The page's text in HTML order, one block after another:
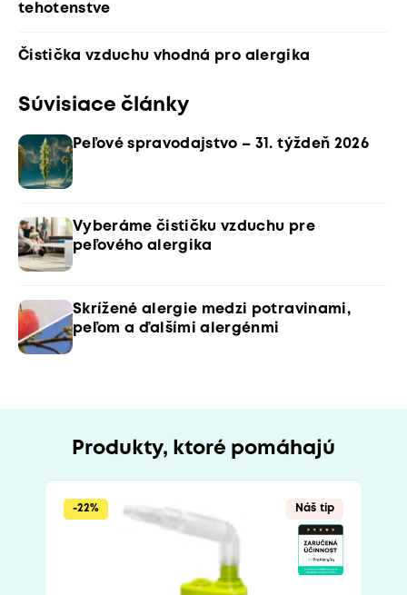
tehotenstve
Čistička vzduchu vhodná pro alergika
Súvisiace články
Peľové spravodajstvo – 31. týždeň 2026
Vyberáme čističku vzduchu pre
peľového alergika
Skrížené alergie medzi potravinami,
peľom a ďalšími alergénmi
Produkty, ktoré pomáhajú
-22% Náš tip